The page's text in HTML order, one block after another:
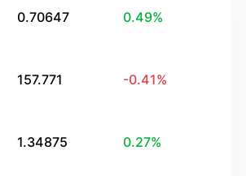
0.70647 0.49%
157.771 -0.41%
1.34875 0.27%